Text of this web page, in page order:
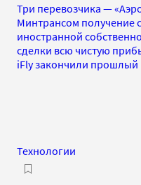
Три перевозчика —
Минтрансом получение
иностранной
сделки всю чистую
iFly закончили прошлый
Технологии